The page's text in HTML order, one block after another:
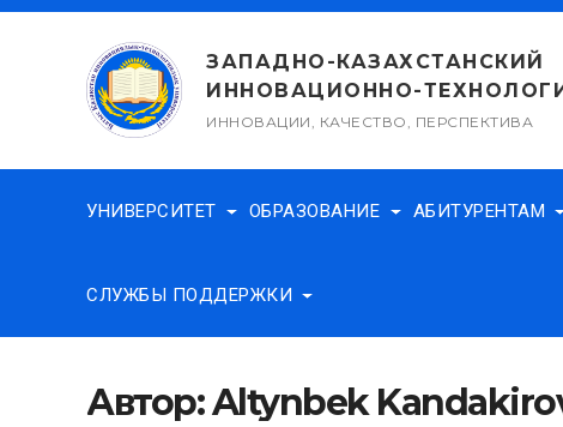
Перейти
содержимому
ЗАПАДНО-КАЗАХСТАНСКИЙ
ИННОВАЦИОННО-
ИННОВАЦИИ, КАЧЕСТВО, ПЕРСПЕКТИВА
УНИВЕРСИТЕТ ОБРАЗОВАНИЕ АБИТУРЕНТАМ
СЛУЖБЫ ПОДДЕРЖКИ
Автор:Altynbek